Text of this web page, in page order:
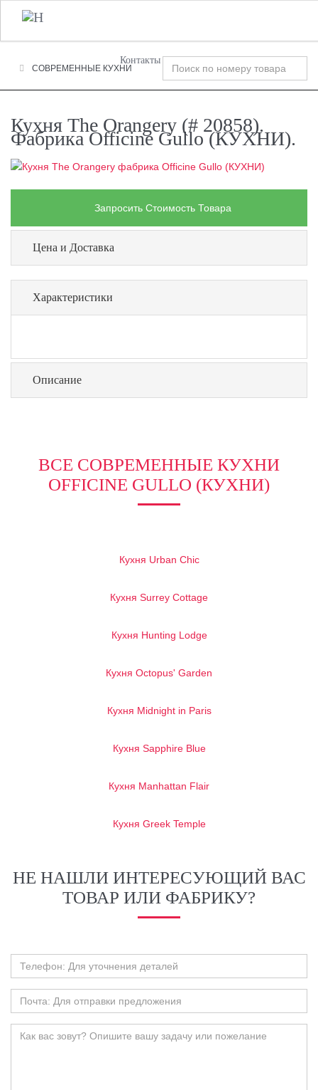
+7 (495) 120-00-58
Контакты
СОВРЕМЕННЫЕ КУХНИ
Кухня The Orangery (# 20858).
Фабрика Officine Gullo (КУХНИ).
Запросить Стоимость Товара
Цена и Доставка
Характеристики
Описание
ВСЕ СОВРЕМЕННЫЕ КУХНИ
OFFICINE GULLO (КУХНИ)
Кухня Urban Chic
Кухня Surrey Cottage
Кухня Hunting Lodge
Кухня Octopus' Garden
Кухня Midnight in Paris
Кухня Sapphire Blue
Кухня Manhattan Flair
Кухня Greek Temple
НЕ НАШЛИ ИНТЕРЕСУЮЩИЙ ВАС
ТОВАР ИЛИ ФАБРИКУ?